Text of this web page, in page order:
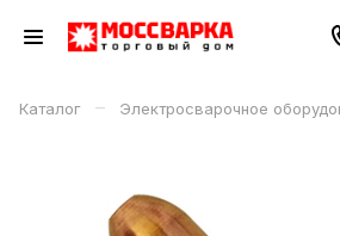
Каталог – Электросварочное